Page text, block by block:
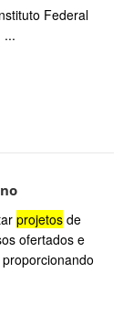
Federal
...
projetos de
ofertados e